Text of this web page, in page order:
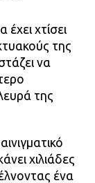
χτίσει
της
να
της
χιλιάδες
ένα